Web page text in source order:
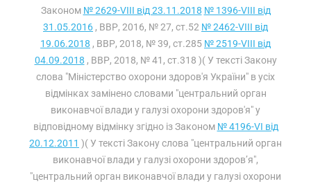
Законом № 2629-VIII від 23.11.2018 № 1396-VIII від
31.05.2016 , ВВР, 2016, № 27, ст.52 № 2462-VIII від
19.06.2018 , ВВР, 2018, № 39, ст.285 № 2519-VIII від
04.09.2018 , ВВР, 2018, № 41, ст.318 )( У тексті Закону
слова "Міністерство охорони здоров'я України" в усіх
відмінках замінено словами "центральний орган
виконавчої влади у галузі охорони здоров'я" у
відповідному відмінку згідно із Законом № 4196-VI від
20.12.2011 )( У тексті Закону слова "центральний орган
виконавчої влади у галузі охорони здоров’я",
"центральний орган виконавчої влади у галузі охорони